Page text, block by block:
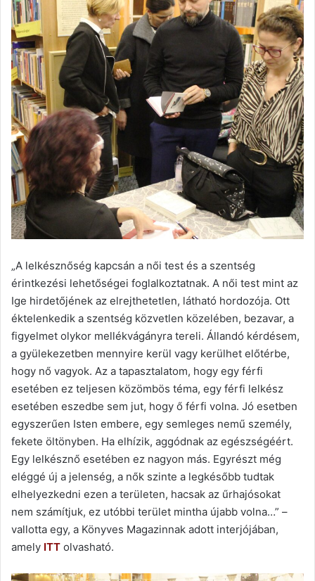
„A lelkésznőség kapcsán a női test és a szentség
érintkezési lehetőségei foglalkoztatnak. A női test mint az
Ige hirdetőjének az elrejthetetlen, látható hordozója. Ott
éktelenkedik a szentség közvetlen közelében, bezavar, a
figyelmet olykor mellékvágányra tereli. Állandó kérdésem,
a gyülekezetben mennyire kerül vagy kerülhet előtérbe,
hogy nő vagyok. Az a tapasztalatom, hogy egy férfi
esetében ez teljesen közömbös téma, egy férfi lelkész
esetében eszedbe sem jut, hogy ő férfi volna. Jó esetben
egyszerűen Isten embere, egy semleges nemű személy,
fekete öltönyben. Ha elhízik, aggódnak az egészségéért.
Egy lelkésznő esetében ez nagyon más. Egyrészt még
eléggé új a jelenség, a nők szinte a legkésőbb tudtak
elhelyezkedni ezen a területen, hacsak az űrhajósokat
nem számítjuk, ez utóbbi terület mintha újabb volna…” –
vallotta egy, a Könyves Magazinnak adott interjójában,
amely ITT olvasható.